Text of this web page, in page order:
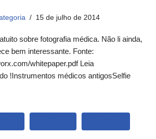
15 de julho de 2014
sobre fotografia médica. Não li ainda,
bem interessante. Fonte:
whitepaper.pdf Leia
!Instrumentos médicos antigosSelfie